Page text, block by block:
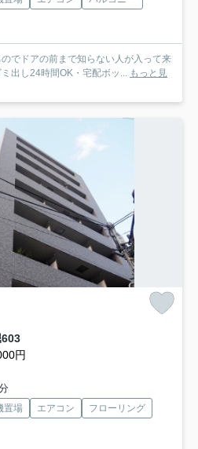
でドアの前まで知らない人が入って来
出し24時間OK・宅配ボッ... もっと見
603
円
置場 エアコン
フローリング